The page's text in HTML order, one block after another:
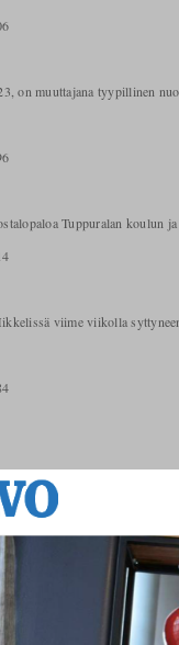
on muuttajana tyypillinen
Tuppuralan koulun
viime viikolla